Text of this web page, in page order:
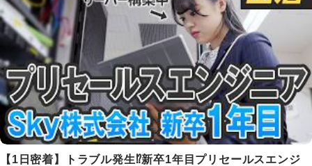
【1日密着】トラブル発生⁉新卒1年目プリセールスエンジ